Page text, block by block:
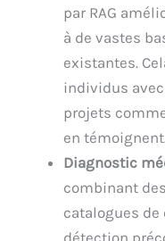
par RAG
à de vastes
existantes.
individus
projets
en
Diagnostic
combinant
catalogues de
détection